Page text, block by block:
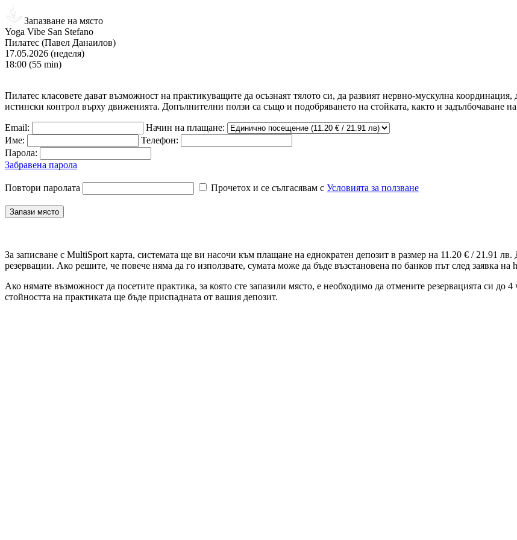
Запазване на място
Yoga Vibe San Stefano
Пилатес (Павел Данаилов)
17.05.2026 (неделя)
18:00 (55 min)
Пилатес класовете дават възможност на практикуващите да осъзнаят тялото си, да развият нервно-мускулна
истински контрол върху движенията. Допълнителни ползи са също и подобряването на стойката, както и задълбочаване на
Email:
Начин на плащане:
Име:
Телефон:
Парола:
Забравена парола
Повтори паролата Прочетох и се сългасявам с Условията за ползване
За записване с MultiSport карта, системата ще ви насочи към плащане на еднократен депозит в размер на 11.20 € / 21.91
резервации. Ако решите, че повече няма да го използвате, сумата може да бъде възстановена по банков път след заявка на
Ако нямате възможност да посетите практика, за която сте запазили място, е необходимо да отмените резервацията си до
стойността на практиката ще бъде приспадната от вашия депозит.